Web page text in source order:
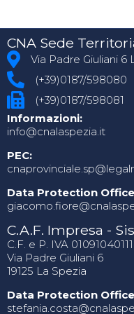
CNA Sede
Via Padre Giuliani 6
(+39)0187/598080
(+39)0187/598081
Informazioni:
info@cnalaspezia.it
PEC:
Data Protection
C.A.F. Impresa -
C.F. e P. IVA 01091040111
Via Padre Giuliani 6
19125 La Spezia
Data Protection